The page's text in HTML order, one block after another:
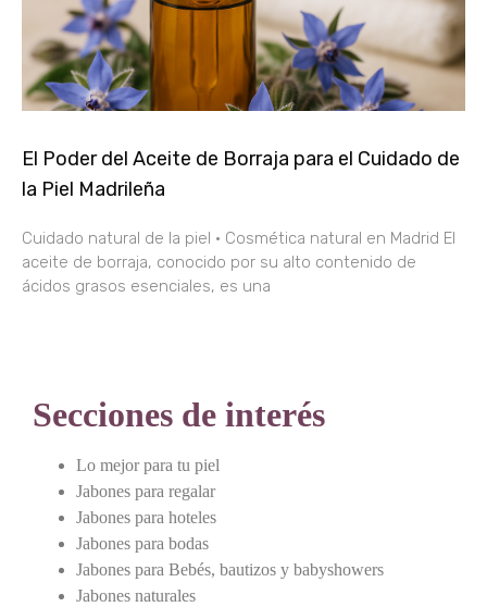
El Poder del Aceite de Borraja para el Cuidado de
la Piel Madrileña
Cuidado natural de la piel · Cosmética natural en Madrid El
aceite de borraja, conocido por su alto contenido de
ácidos grasos esenciales, es una
Secciones de interés
Lo mejor para tu piel
Jabones para regalar
Jabones para hoteles
Jabones para bodas
Jabones para Bebés, bautizos y babyshowers
Jabones naturales